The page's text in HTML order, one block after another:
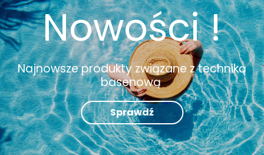
Nowości !
Najnowsze produkty związane z techniką
basenową
Sprawdź